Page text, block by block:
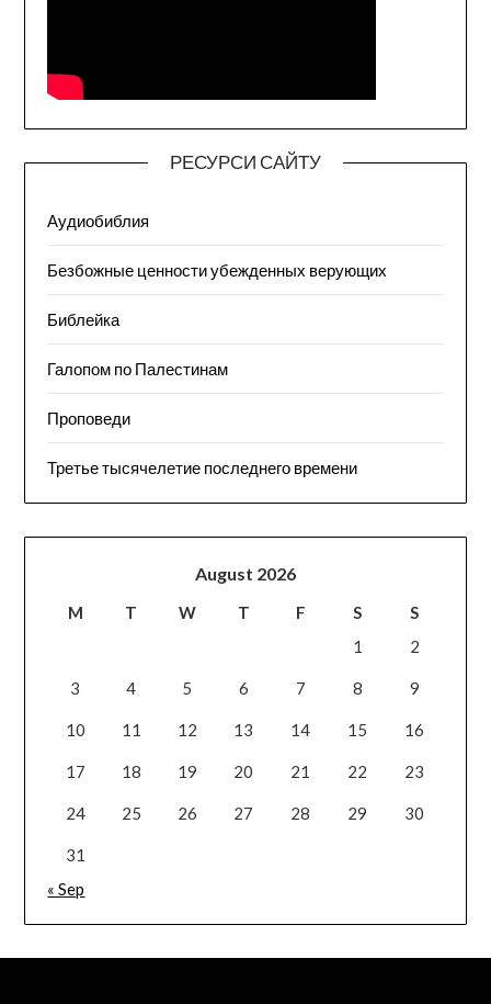
РЕСУРСИ САЙТУ
Аудиобиблия
Безбожные ценности убежденных верующих
Библейка
Галопом по Палестинам
Проповеди
Третье тысячелетие последнего времени
August 2026
M T W T F S
S
1
2
3 4 5 6 7 8 9
10 11 12 13 14 15 16
17 18 19 20 21 22 23
24 25 26 27 28 29 30
31
« Sep